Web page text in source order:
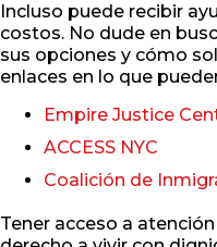
Incluso puede recibir
costos. No dude en
sus opciones y cómo
enlaces en lo que
Empire Justice
ACCESS NYC
Coalición de
Tener acceso a